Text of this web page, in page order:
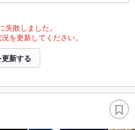
失敗しました。
を更新してください。
新する